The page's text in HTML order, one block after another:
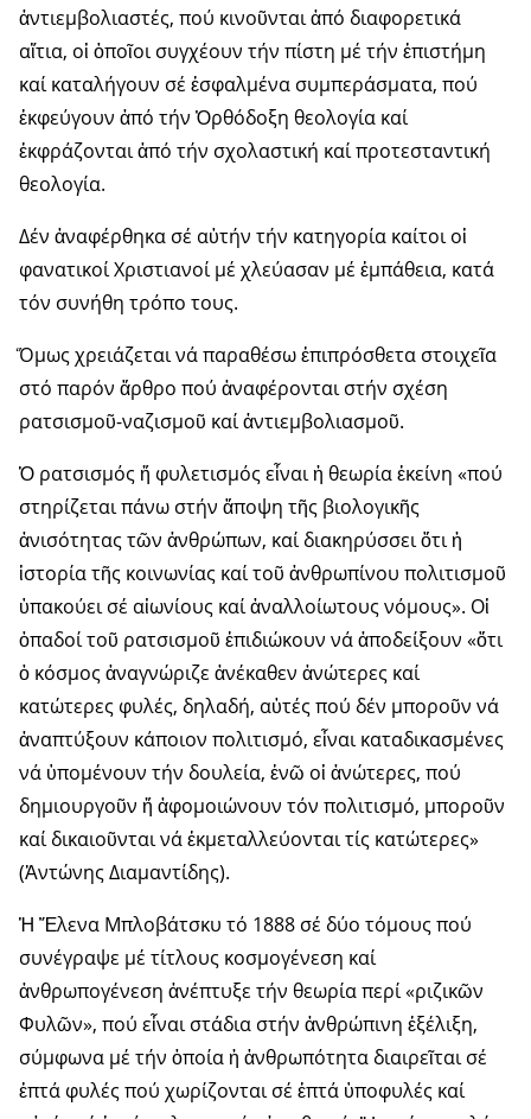
ἀντιεμβολιαστές, πού κινοῦνται ἀπό διαφορετικά
αἴτια, οἱ ὁποῖοι συγχέουν τήν πίστη μέ τήν ἐπιστήμη
καί καταλήγουν σέ ἐσφαλμένα συμπεράσματα, πού
ἐκφεύγουν ἀπό τήν Ὀρθόδοξη θεολογία καί
ἐκφράζονται ἀπό τήν σχολαστική καί προτεσταντική
θεολογία.
Δέν ἀναφέρθηκα σέ αὐτήν τήν κατηγορία καίτοι οἱ
φανατικοί Χριστιανοί μέ χλεύασαν μέ ἐμπάθεια, κατά
τόν συνήθη τρόπο τους.
Ὅμως χρειάζεται νά παραθέσω ἐπιπρόσθετα στοιχεῖα
στό παρόν ἄρθρο πού ἀναφέρονται στήν σχέση
ρατσισμοῦ-ναζισμοῦ καί ἀντιεμβο­λιασμοῦ.
Ὁ ρατσισμός ἤ φυλετισμός εἶναι ἡ θεωρία ἐκείνη «πού
στηρίζεται πάνω στήν ἄποψη τῆς βιολογικῆς
ἀνισότητας τῶν ἀνθρώπων, καί δια­κηρύσσει ὅτι ἡ
ἱστορία τῆς κοινωνίας καί τοῦ ἀνθρωπίνου πολιτι­σμοῦ
ὑπακούει σέ αἰωνίους καί ἀναλλοίωτους νόμους». Οἱ
ὁπαδοί τοῦ ρατσισμοῦ ἐπιδιώκουν νά ἀποδείξουν «ὅτι
ὁ κόσμος ἀναγνώριζε ἀνέ­καθεν ἀνώτερες καί
κατώτερες φυλές, δηλαδή, αὐτές πού δέν μποροῦν νά
ἀναπτύξουν κάποιον πολιτισμό, εἶναι καταδικασμένες
νά ὑπομένουν τήν δουλεία, ἐνῶ οἱ ἀνώτερες, πού
δημιουργοῦν ἤ ἀφο­μοιώνουν τόν πολιτισμό, μποροῦν
καί δικαιοῦνται νά ἐκμεταλ­λεύονται τίς κατώ­τερες»
(Ἀντώνης Διαμαντίδης).
Ἡ Ἕλενα Μπλοβάτσκυ τό 1888 σέ δύο τόμους πού
συνέγραψε μέ τίτλους κοσμογένεση καί
ἀνθρωπογένεση ἀνέπτυξε τήν θεωρία περί «ριζικῶν
Φυλῶν», πού εἶναι στάδια στήν ἀνθρώπινη ἐξέλιξη,
σύμφωνα μέ τήν ὁποία ἡ ἀνθρωπότητα διαιρεῖται σέ
ἑπτά φυλές πού χωρίζονται σέ ἑπτά ὑποφυλές καί